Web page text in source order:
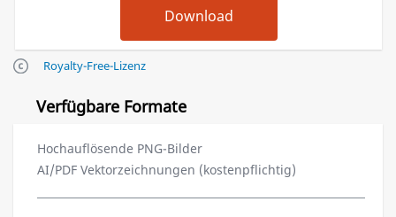
Royalty-Free-Lizenz
Verfügbare Formate
Hochauflösende PNG-Bilder
AI/PDF Vektorzeichnungen (kostenpflichtig)